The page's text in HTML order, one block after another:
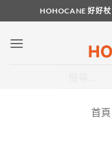
to
content
HOHOCANE 好好
首頁